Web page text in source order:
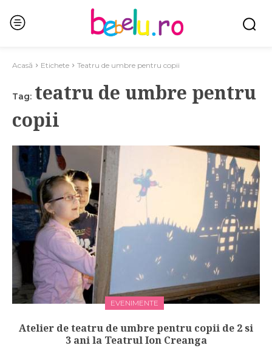
Acasă Etichete Teatru de umbre pentru copii
Tag: teatru de umbre pentru
copii
EVENIMENTE
Atelier de teatru de umbre pentru copii de 2 si
3 ani la Teatrul Ion Creanga